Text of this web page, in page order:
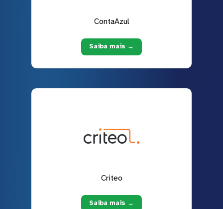
ContaAzul
Saiba mais →
Criteo
Saiba mais →